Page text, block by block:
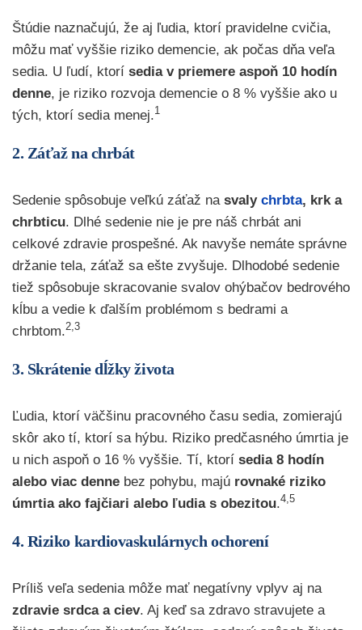
Štúdie naznačujú, že aj ľudia, ktorí pravidelne cvičia,
môžu mať vyššie riziko demencie, ak počas dňa veľa
sedia. U ľudí, ktorí sedia v priemere aspoň 10 hodín
denne, je riziko rozvoja demencie o 8 % vyššie ako u
tých, ktorí sedia menej.1
2. Záťaž na chrbát
Sedenie spôsobuje veľkú záťaž na svaly chrbta, krk a
chrbticu. Dlhé sedenie nie je pre náš chrbát ani
celkové zdravie prospešné. Ak navyše nemáte správne
držanie tela, záťaž sa ešte zvyšuje. Dlhodobé sedenie
tiež spôsobuje skracovanie svalov ohýbačov bedrového
kĺbu a vedie k ďalším problémom s bedrami a
chrbtom.2,3
3. Skrátenie dĺžky života
Ľudia, ktorí väčšinu pracovného času sedia, zomierajú
skôr ako tí, ktorí sa hýbu. Riziko predčasného úmrtia je
u nich aspoň o 16 % vyššie. Tí, ktorí sedia 8 hodín
alebo viac denne bez pohybu, majú rovnaké riziko
úmrtia ako fajčiari alebo ľudia s obezitou.4,5
4. Riziko kardiovaskulárnych ochorení
Príliš veľa sedenia môže mať negatívny vplyv aj na
zdravie srdca a ciev. Aj keď sa zdravo stravujete a